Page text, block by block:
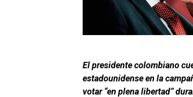
El presidente colombiano
estadounidense en la
votar “en plena libertad”